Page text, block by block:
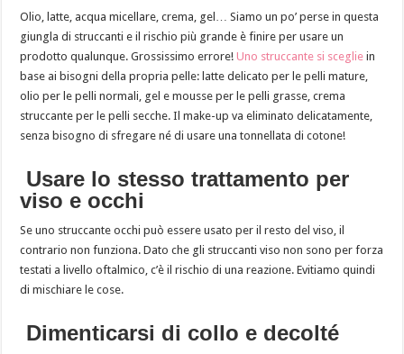
Olio, latte, acqua micellare, crema, gel… Siamo un po’ perse in questa
giungla di struccanti e il rischio più grande è finire per usare un
prodotto qualunque. Grossissimo errore!Uno struccante si sceglie in
base ai bisogni della propria pelle: latte delicato per le pelli mature,
olio per le pelli normali, gel e mousse per le pelli grasse, crema
struccante per le pelli secche. Il make-up va eliminato delicatamente,
senza bisogno di sfregare né di usare una tonnellata di cotone!
Usare lo stesso trattamento per
viso e occhi
Se uno struccante occhi può essere usato per il resto del viso, il
contrario non funziona. Dato che gli struccanti viso non sono per forza
testati a livello oftalmico, c’è il rischio di una reazione. Evitiamo quindi
di mischiare le cose.
Dimenticarsi di collo e decolté